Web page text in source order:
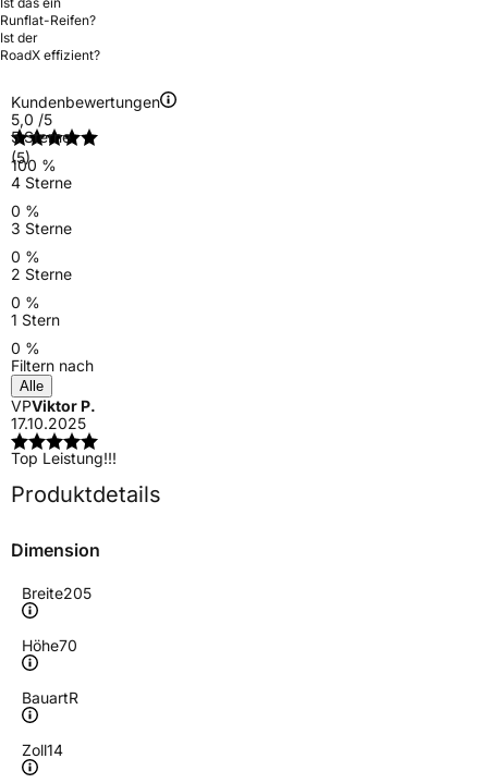
Runflat-Reifen?
Ist der
RoadX effizient?
Kundenbewertungen
5,0 /5
(5)
5 Sterne
100 %
4 Sterne
0 %
3 Sterne
0 %
2 Sterne
0 %
1 Stern
0 %
Filtern nach
Alle
VPViktor P.
17.10.2025
Top Leistung!!!
Produktdetails
Dimension
Breite205
Höhe70
BauartR
Zoll14